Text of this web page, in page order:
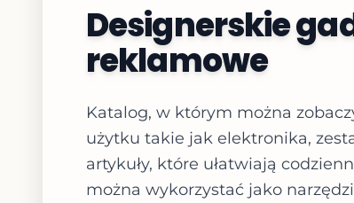
Designerskie
reklamowe
Katalog, w którym można
użytku takie jak elektronika,
artykuły, które ułatwiają
można wykorzystać jako